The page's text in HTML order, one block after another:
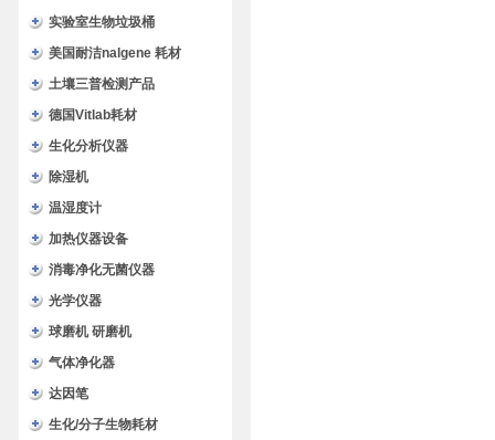
实验室生物垃圾桶
美国耐洁nalgene 耗材
土壤三普检测产品
德国Vitlab耗材
生化分析仪器
除湿机
温湿度计
加热仪器设备
消毒净化无菌仪器
光学仪器
球磨机 研磨机
气体净化器
达因笔
生化/分子生物耗材